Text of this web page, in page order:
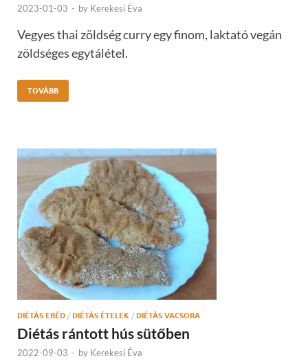
2023-01-03 - by Kerekesi Éva
Vegyes thai zöldség curry egy finom, laktató vegán
zöldséges egytálétel.
TOVÁBB
DIÉTÁS EBÉD / DIÉTÁS ÉTELEK / DIÉTÁS VACSORA
Diétás rántott hús sütőben
2022-09-03 - by Kerekesi Éva